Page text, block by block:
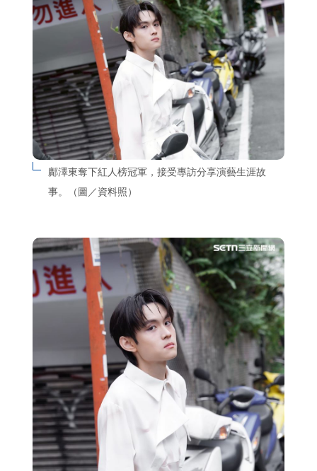
鄺澤東奪下紅人榜冠軍，接受專訪分享演藝生涯故
事。（圖／資料照）